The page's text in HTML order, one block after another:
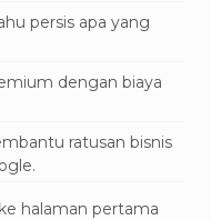
persis apa yang
dengan biaya
ratusan bisnis
halaman pertama